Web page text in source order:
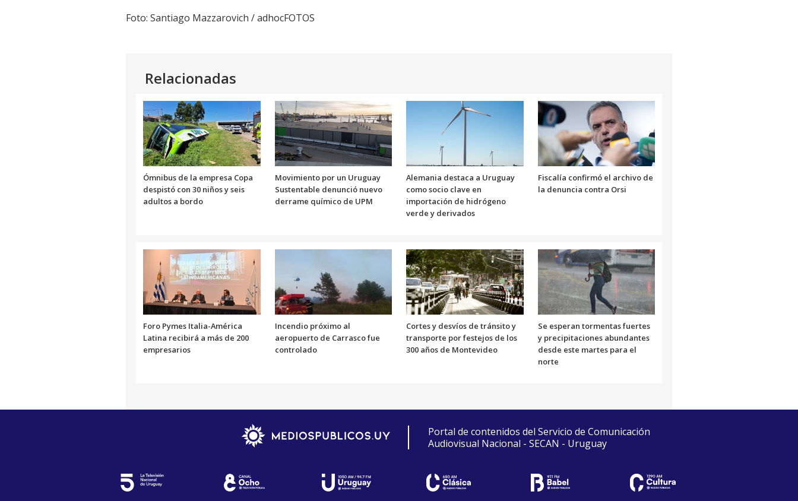
Foto: Santiago Mazzarovich / adhocFOTOS
Relacionadas
Ómnibus de la empresa Copa
despistó con 30 niños y seis
adultos a bordo
Movimiento por un Uruguay
Sustentable denunció nuevo
derrame químico de UPM
Alemania destaca a Uruguay
como socio clave en
importación de hidrógeno
verde y derivados
Fiscalía confirmó el archivo de
la denuncia contra Orsi
Foro Pymes Italia-América
Latina recibirá a más de 200
empresarios
Incendio próximo al
aeropuerto de Carrasco fue
controlado
Cortes y desvíos de tránsito y
transporte por festejos de los
300 años de Montevideo
Se esperan tormentas fuertes
y precipitaciones abundantes
desde este martes para el
norte
Portal de contenidos del Servicio de Comunicación
Audiovisual Nacional - SECAN - Uruguay